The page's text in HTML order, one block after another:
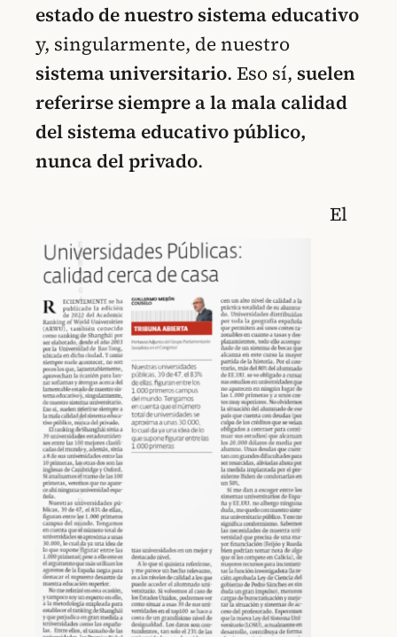
estado de nuestro sistema educativo
y, singularmente, de nuestro
sistema universitario. Eso sí, suelen
referirse siempre a la mala calidad
del sistema educativo público,
nunca del privado.
El